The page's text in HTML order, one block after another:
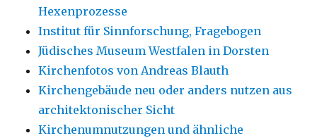
Hexenprozesse
Institut für Sinnforschung, Fragebogen
Jüdisches Museum Westfalen in Dorsten
Kirchenfotos von Andreas Blauth
Kirchengebäude neu oder anders nutzen aus
architektonischer Sicht
Kirchenumnutzungen und ähnliche